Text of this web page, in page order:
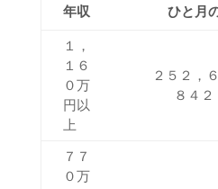
年収 ひと月
１，
１６
０万
円以
上
２５２，
８４
７７
０万